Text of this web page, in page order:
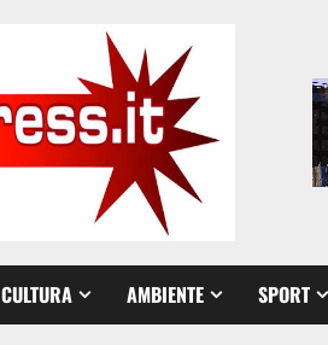
CULTURA AMBIENTE SPORT